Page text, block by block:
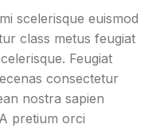
scelerisque euismod
class metus feugiat
Feugiat
consectetur
nostra sapien
pretium orci